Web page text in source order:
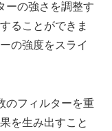
ーの強さを調整す
ることができま
の強度をスライ
のフィルターを重
を生み出すこと